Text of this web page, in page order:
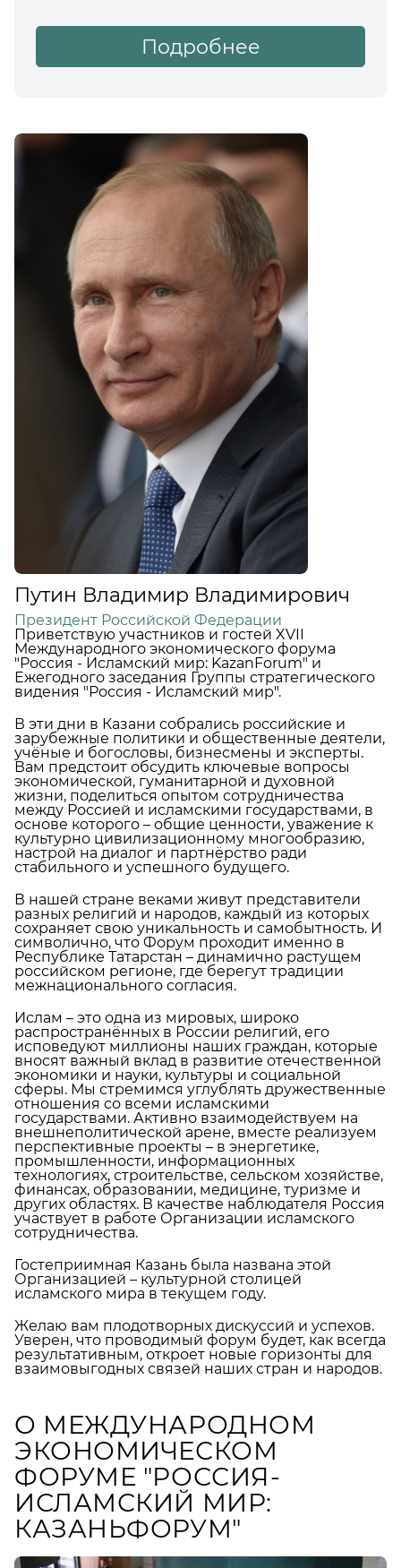
Подробнее
Путин Владимир Владимирович
Президент Российской Федерации
Приветствую участников и гостей XVII
Международного экономического форума
"Россия - Исламский мир: KazanForum" и
Ежегодного заседания Группы стратегического
видения "Россия - Исламский мир".
В эти дни в Казани собрались российские и
зарубежные политики и общественные деятели,
учёные и богословы, бизнесмены и эксперты.
Вам предстоит обсудить ключевые вопросы
экономической, гуманитарной и духовной
жизни, поделиться опытом сотрудничества
между Россией и исламскими государствами, в
основе которого – общие ценности, уважение к
культурно­ цивилизационному многообразию,
настрой на диалог и партнёрство ради
стабильного и успешного будущего.
В нашей стране веками живут представители
разных религий и народов, каждый из которых
сохраняет свою уникальность и самобытность. И
символично, что Форум проходит именно в
Республике Татарстан – динамично растущем
российском регионе, где берегут традиции
межнационального согласия.
Ислам – это одна из мировых, широко
распространённых в России религий, его
исповедуют миллионы наших граждан, которые
вносят важный вклад в развитие отечественной
экономики и науки, культуры и социальной
сферы. Мы стремимся углублять дружественные
отношения со всеми исламскими
государствами. Активно взаимодействуем на
внешнеполитической арене, вместе реализуем
перспективные проекты – в энергетике,
промышленности, информационных
технологиях, строительстве, сельском хозяйстве,
финансах, образовании, медицине, туризме и
других областях. В качестве наблюдателя Россия
участвует в работе Организации исламского
сотрудничества.
Гостеприимная Казань была названа этой
Организацией – культурной столицей
исламского мира в текущем году.
Желаю вам плодотворных дискуссий и успехов.
Уверен, что проводимый форум будет, как всегда
результативным, откроет новые горизонты для
взаимовыгодных связей наших стран и народов.
О МЕЖДУНАРОДНОМ
ЭКОНОМИЧЕСКОМ
ФОРУМЕ "РОССИЯ-
ИСЛАМСКИЙ МИР:
КАЗАНЬФОРУМ"